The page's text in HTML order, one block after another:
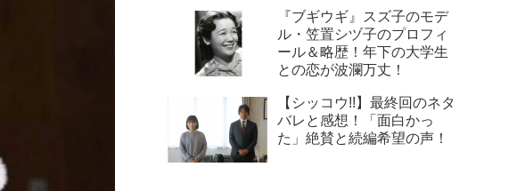
『ブギウギ』スズ子のモデ
ル・笠置シヅ子のプロフィ
ール＆略歴！年下の大学生
との恋が波瀾万丈！
【シッコウ!!】最終回のネタ
バレと感想！「面白かっ
た」絶賛と続編希望の声！